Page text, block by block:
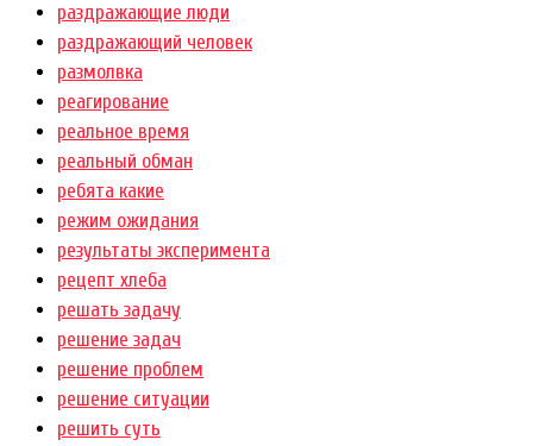
раздражающие люди
раздражающий человек
размолвка
реагирование
реальное время
реальный обман
ребята какие
режим ожидания
результаты эксперимента
рецепт хлеба
решать задачу
решение задач
решение проблем
решение ситуации
решить суть